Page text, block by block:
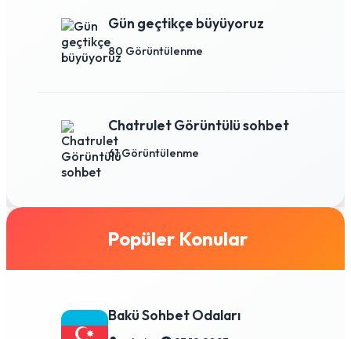
Gün geçtikçe büyüyoruz
80 Görüntülenme
Chatrulet Görüntülü sohbet
61 Görüntülenme
Popüler Konular
Bakü Sohbet Odaları